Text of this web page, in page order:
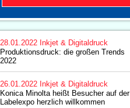
28.01.2022 Inkjet & Digitaldruck
Produktionsdruck: die großen Trends
2022
26.01.2022 Inkjet & Digitaldruck
Konica Minolta heißt Besucher auf der
Labelexpo herzlich willkommen